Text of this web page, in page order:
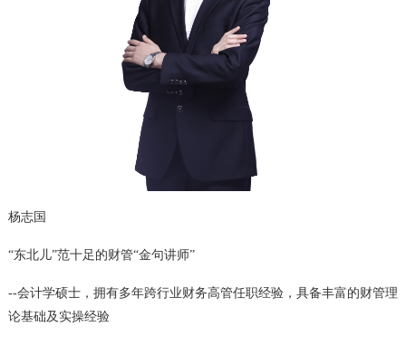
杨志国
“东北儿”范十足的财管“金句讲师”
--会计学硕士，拥有多年跨行业财务高管任职经验，具备丰富的财管理
论基础及实操经验